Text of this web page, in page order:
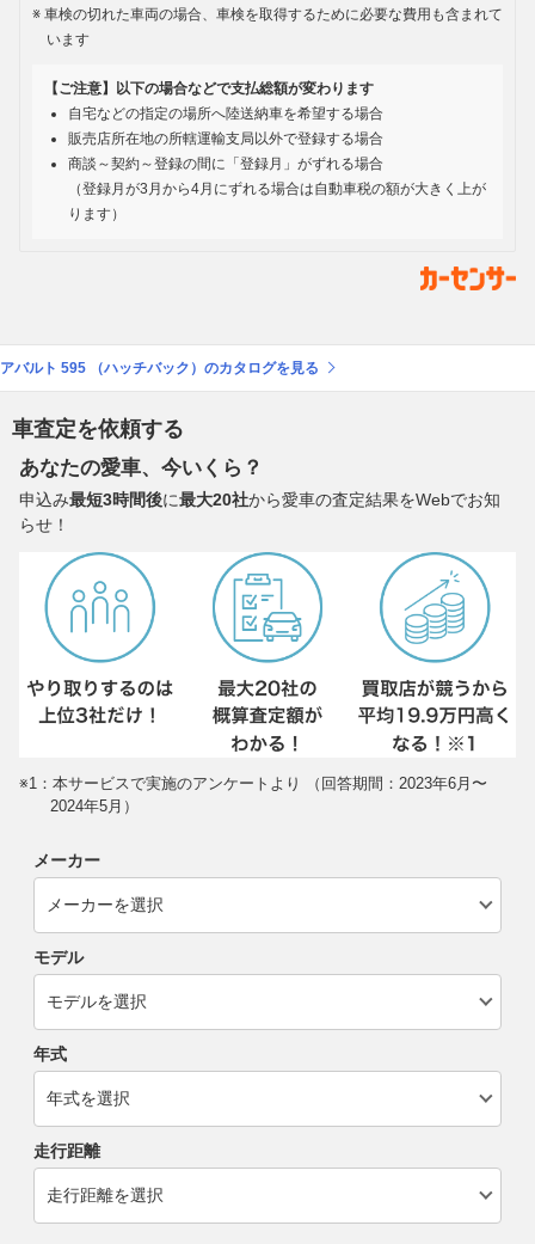
車検の切れた車両の場合、車検を取得するために必要な費用も含まれて
います
【ご注意】以下の場合などで支払総額が変わります
自宅などの指定の場所へ陸送納車を希望する場合
販売店所在地の所轄運輸支局以外で登録する場合
商談～契約～登録の間に「登録月」がずれる場合
（登録月が3月から4月にずれる場合は自動車税の額が大きく上が
ります）
アバルト 595 （ハッチバック）のカタログを見る
車査定を依頼する
あなたの愛車、今いくら？
申込み最短3時間後に最大20社から愛車の査定結果をWebでお知
らせ！
※1：本サービスで実施のアンケートより （回答期間：2023年6月〜
2024年5月）
メーカー
モデル
年式
走行距離